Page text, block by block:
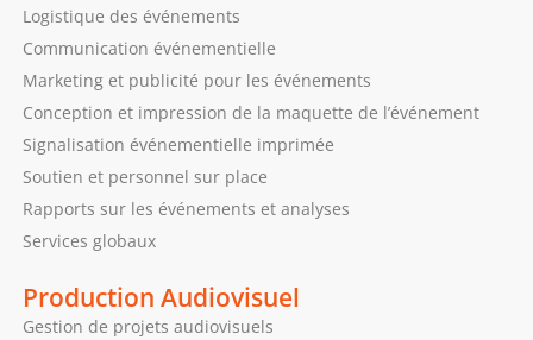
Logistique des événements
Communication événementielle
Marketing et publicité pour les événements
Conception et impression de la maquette de l’événement
Signalisation événementielle imprimée
Soutien et personnel sur place
Rapports sur les événements et analyses
Services globaux
Production Audiovisuel
Gestion de projets audiovisuels